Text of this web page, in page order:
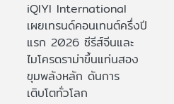
iQIYI International
เผยเทรนด์คอนเทนต์ครึ่งปี
แรก 2026 ซีรีส์จีนและ
ไมโครดราม่าขึ้นแท่นสอง
ขุมพลังหลัก ดันการ
เติบโตทั่วโลก